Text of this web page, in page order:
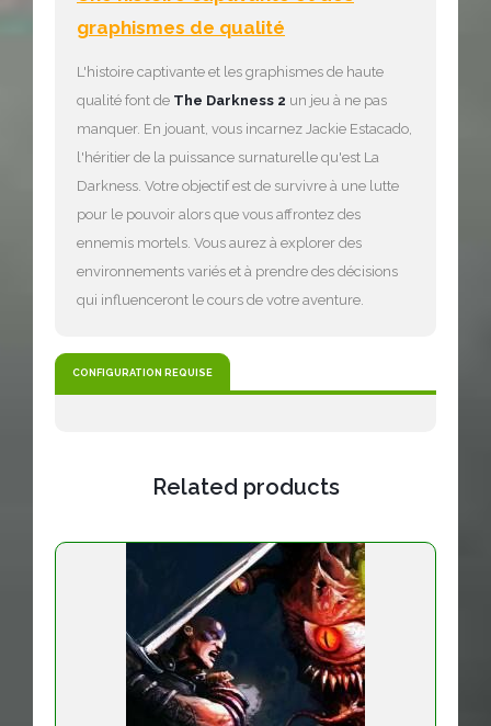
graphismes de qualité
L'histoire captivante et les graphismes de haute
qualité font de The Darkness 2 un jeu à ne pas
manquer. En jouant, vous incarnez Jackie Estacado,
l'héritier de la puissance surnaturelle qu'est La
Darkness. Votre objectif est de survivre à une lutte
pour le pouvoir alors que vous affrontez des
ennemis mortels. Vous aurez à explorer des
environnements variés et à prendre des décisions
qui influenceront le cours de votre aventure.
CONFIGURATION REQUISE
Related products